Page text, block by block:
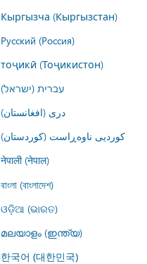
Кыргызча (Кыргызстан)
Русский (Россия)
тоҷикӣ (Тоҷикистон)
עברית (ישראל)
درى (افغانستان)
کوردیی ناوەڕاست (کوردستان)
नेपाली (नेपाल)
বাংলা (বাংলাদেশ)
ଓଡ଼ିଆ (ଭାରତ)
മലയാളം (ഇന്ത്യ)
한국어 (대한민국)